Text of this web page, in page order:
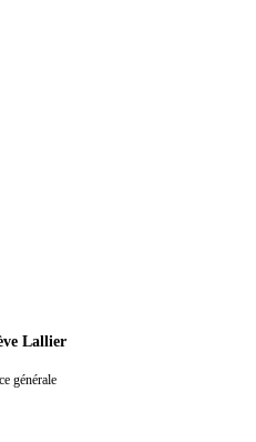
Lallier
générale